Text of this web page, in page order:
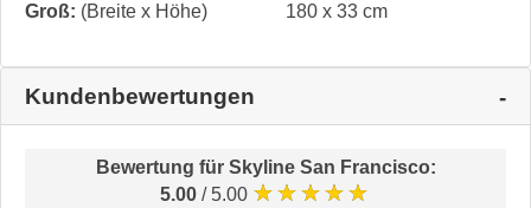
Groß: (Breite x Höhe) 180 x 33 cm
Kundenbewertungen
Bewertung für Skyline San Francisco:
5.00 / 5.00 ★★★★★